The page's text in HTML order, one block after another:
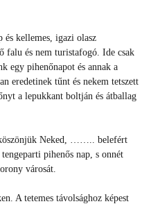
kellemes, igazi olasz
falu és nem turistafogó. Ide csak
egy pihenőnapot és annak a
eredetinek tűnt és nekem tetszett
a lepukkant boltján és átballag
Neked, …….. belefért
pihenős nap, s onnét
városát.
A tetemes távolsághoz képest